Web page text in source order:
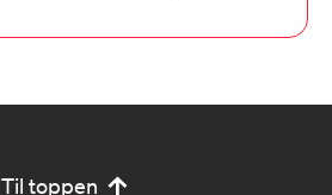
Til toppen